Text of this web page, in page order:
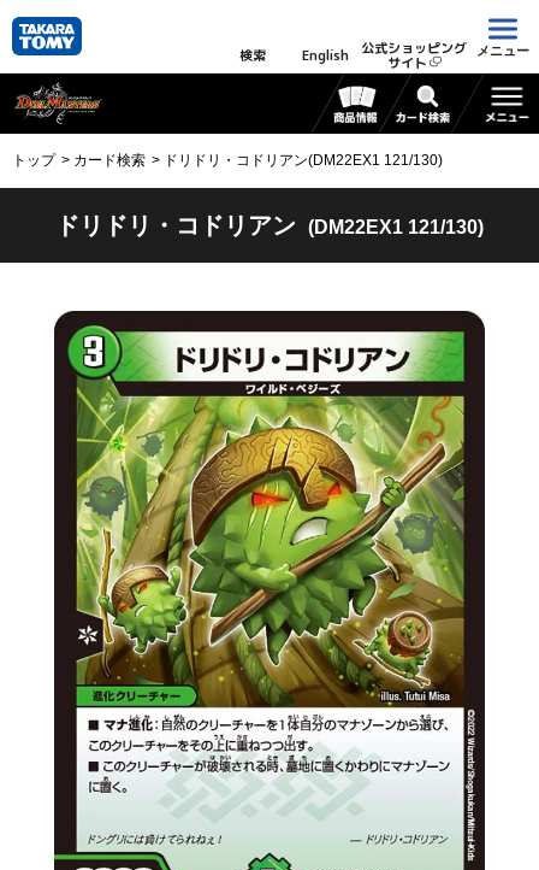
検索 English 公式ショッピング
サイト
メニュー
トップ カード検索 ドリドリ・コドリアン(DM22EX1 121/130)
ドリドリ・コドリアン (DM22EX1 121/130)